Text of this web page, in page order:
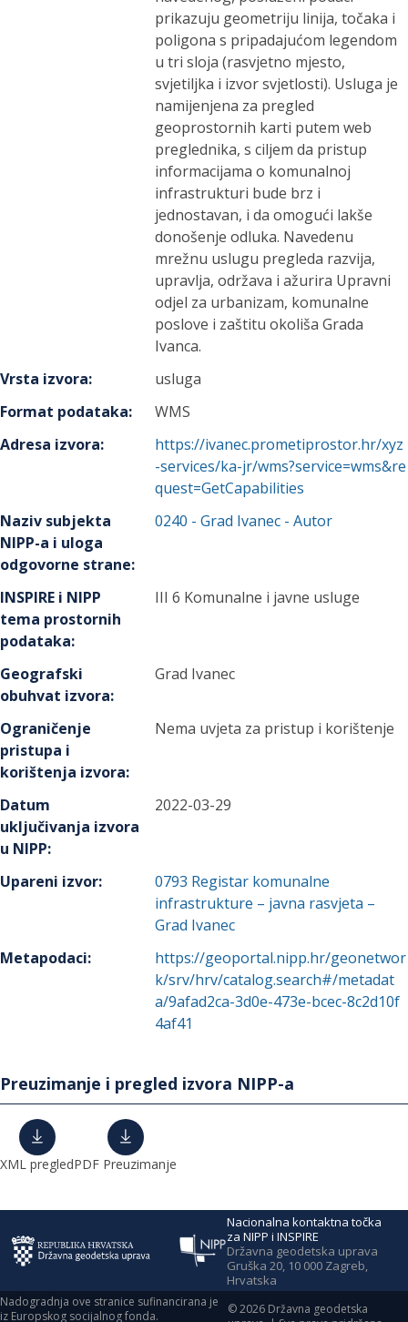
prikazuju geometriju linija, točaka i
poligona s pripadajućom legendom
u tri sloja (rasvjetno mjesto,
svjetiljka i izvor svjetlosti). Usluga je
namijenjena za pregled
geoprostornih karti putem web
preglednika, s ciljem da pristup
informacijama o komunalnoj
infrastrukturi bude brz i
jednostavan, i da omogući lakše
donošenje odluka. Navedenu
mrežnu uslugu pregleda razvija,
upravlja, održava i ažurira Upravni
odjel za urbanizam, komunalne
poslove i zaštitu okoliša Grada
Ivanca.
Vrsta izvora:
usluga
Format podataka:
WMS
Adresa izvora:
https://ivanec.prometiprostor.hr/xyz
-services/ka-jr/wms?service=wms&re
quest=GetCapabilities
Naziv subjekta
NIPP-a i uloga
odgovorne strane:
0240 -Grad Ivanec - Autor
INSPIRE i NIPP
tema prostornih
podataka:
III 6 Komunalne i javne usluge
Geografski
obuhvat izvora:
Grad Ivanec
Ograničenje
pristupa i
korištenja izvora:
Nema uvjeta za pristup i korištenje
Datum
uključivanja izvora
u NIPP:
2022-03-29
Upareni izvor: 0793 Registar komunalne
infrastrukture – javna rasvjeta –
Grad Ivanec
Metapodaci:
https://geoportal.nipp.hr/geonetwor
k/srv/hrv/catalog.search#/metadat
a/9afad2ca-3d0e-473e-bcec-8c2d10f
4af41
Preuzimanje i pregled izvora NIPP-a
XML pregledPDF Preuzimanje
Nacionalna kontaktna točka
za NIPP i INSPIRE
Državna geodetska uprava
Gruška 20, 10 000 Zagreb,
Hrvatska
Nadogradnja ove stranice sufinancirana je
iz Europskog socijalnog fonda.
©2026 Državna geodetska